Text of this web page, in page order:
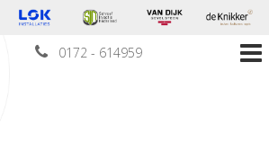
0172 - 614959